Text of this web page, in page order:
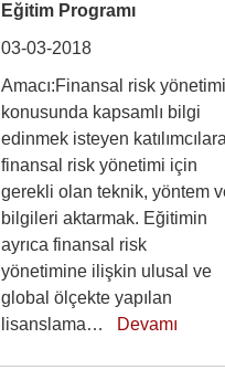
Eğitim Programı
03-03-2018
Amacı:Finansal risk
konusunda kapsamlı bilgi
edinmek isteyen
finansal risk yönetimi için
gerekli olan teknik, yöntem
bilgileri aktarmak. Eğitimin
ayrıca finansal risk
yönetimine ilişkin ulusal ve
global ölçekte yapılan
lisanslama… Devamı